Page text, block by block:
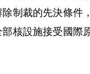
制裁的先決條件
核設施接受國際